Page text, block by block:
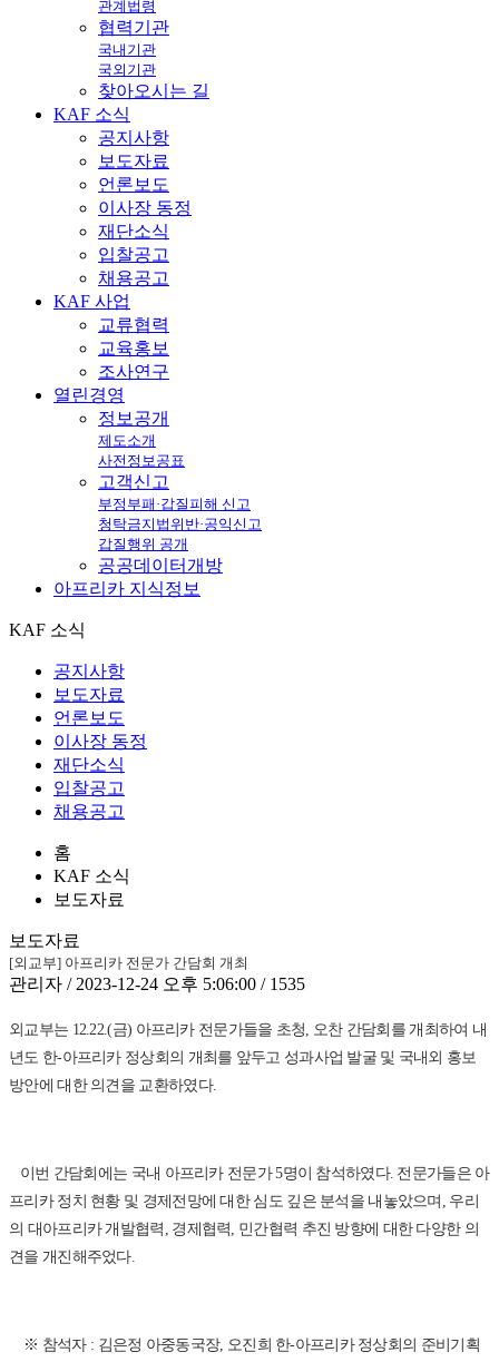
관계법령
협력기관
국내기관
국외기관
찾아오시는 길
KAF 소식
공지사항
보도자료
언론보도
이사장 동정
재단소식
입찰공고
채용공고
KAF 사업
교류협력
교육홍보
조사연구
열린경영
정보공개
제도소개
사전정보공표
고객신고
부정부패·갑질피해 신고
청탁금지법위반·공익신고
갑질행위 공개
공공데이터개방
아프리카 지식정보
KAF 소식
공지사항
보도자료
언론보도
이사장 동정
재단소식
입찰공고
채용공고
홈
KAF 소식
보도자료
보도자료
[외교부] 아프리카 전문가 간담회 개최
관리자 / 2023-12-24 오후 5:06:00 / 1535
외교부는 12.22.(금) 아프리카 전문가들을 초청, 오찬 간담회를 개최하여 내
년도 한-아프리카 정상회의 개최를 앞두고 성과사업 발굴 및 국내외 홍보
방안에 대한 의견을 교환하였다.
이번 간담회에는 국내 아프리카 전문가 5명이 참석하였다. 전문가들은 아
프리카 정치 현황 및 경제전망에 대한 심도 깊은 분석을 내놓았으며, 우리
의 대아프리카 개발협력, 경제협력, 민간협력 추진 방향에 대한 다양한 의
견을 개진해주었다.
※ 참석자 : 김은정 아중동국장, 오진희 한-아프리카 정상회의 준비기획